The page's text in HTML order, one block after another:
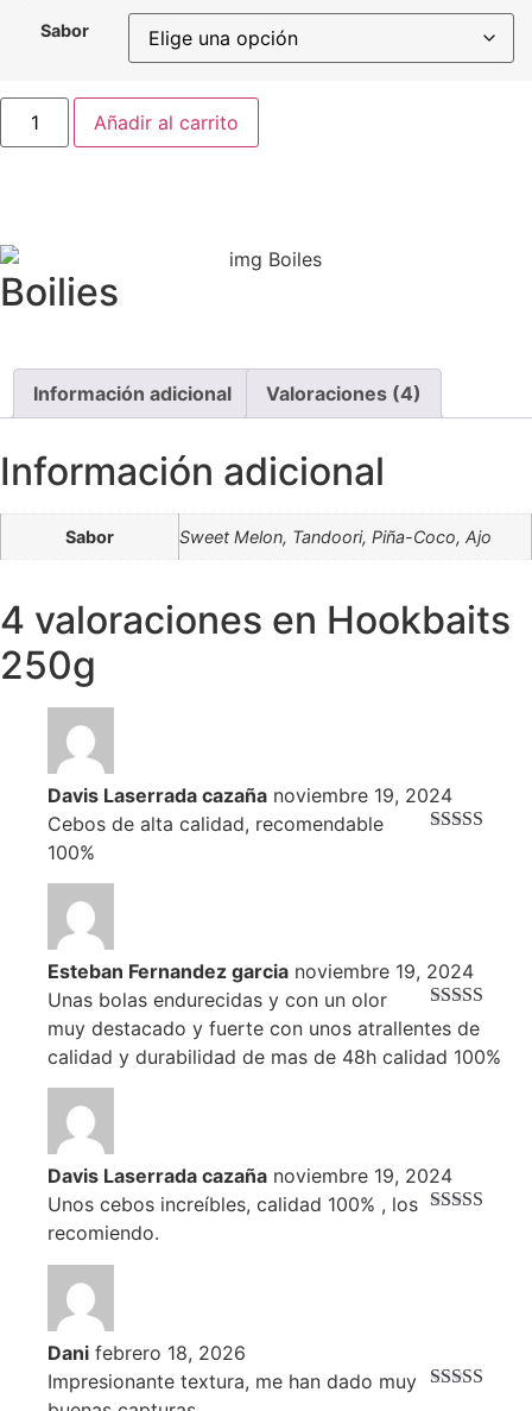
Sabor
Añadir al carrito
Boilies
Información adicional Valoraciones (4)
Información adicional
Sabor Sweet Melon, Tandoori, Piña-Coco, Ajo
4 valoraciones en Hookbaits
250g
Davis Laserrada cazaña noviembre 19, 2024
Cebos de alta calidad, recomendable
100%
Esteban Fernandez garcia noviembre 19, 2024
Valorado
con3
de 5
Unas bolas endurecidas y con un olor
muy destacado y fuerte con unos atrallentes de
calidad y durabilidad de mas de 48h calidad 100%
Davis Laserrada cazaña noviembre 19, 2024
Unos cebos increíbles, calidad 100% , los
recomiendo.
Dani febrero 18, 2026
Impresionante textura, me han dado muy